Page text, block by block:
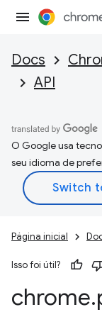
Docs
API
O Google usa
seu idioma de
Página inicial
Isso foi útil?
chrome.